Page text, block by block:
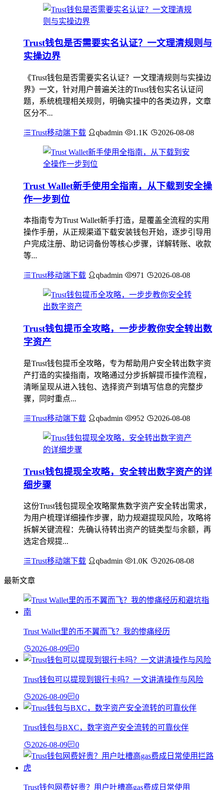
Trust钱包是否需要实名认证？一文理清规则与
实操边界
《Trust钱包是否需要实名认证？一文理清规则与实操边
界》一文，针对用户普遍关注的Trust钱包实名认证问
题，系统梳理相关规则，明确实操中的各类边界，文章
区分不...
Trust移动端下载 qbadmin 1.1K 2026-08-08
Trust Wallet新手使用全指南，从下载到安全操
作一步到位
本指南专为Trust Wallet新手打造，是覆盖全流程的实用
操作手册，从正规渠道下载安装钱包开始，逐步引导用
户完成注册、助记词备份等核心步骤，详解转账、收款
等...
Trust移动端下载 qbadmin 971 2026-08-08
Trust钱包提币全攻略，一步步教你安全转出数
字资产
是Trust钱包提币全攻略，专为帮助用户安全转出数字资
产打造的实操指南，攻略通过分步拆解提币操作流程，
清晰呈现从进入钱包、选择资产到填写信息的完整步
骤，同时重点...
Trust移动端下载 qbadmin 952 2026-08-08
Trust钱包提现全攻略，安全转出数字资产的详
细步骤
这份Trust钱包提现全攻略聚焦数字资产安全转出需求，
为用户梳理详细操作步骤，助力规避提现风险，攻略将
拆解关键流程：先确认待转出资产的链类型与余额，再
选定合规提...
Trust移动端下载 qbadmin 1.0K 2026-08-08
最新文章
Trust Wallet里的币不翼而飞？我的惨痛经历
2026-08-09 0
Trust钱包可以提现到银行卡吗？一文讲清操作与风险
2026-08-09 0
Trust钱包与BXC，数字资产安全流转的可靠伙伴
2026-08-09 0
Trust钱包网费好贵？用户吐槽高gas费成日常使用